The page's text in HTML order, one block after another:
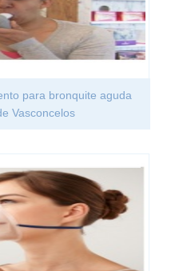
para bronquite aguda
Vasconcelos